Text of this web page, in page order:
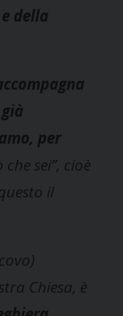
della
per
sei”, cioè
il
Chiesa, è